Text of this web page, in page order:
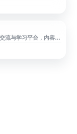
流与学习平台，内容覆
独立站、Shopify、
、SNS、SEM 等实